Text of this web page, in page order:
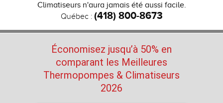
Climatiseurs n'aura jamais été aussi facile.
Québec : (418) 800-8673
Économisez jusqu’à 50% en
comparant les Meilleures
Thermopompes & Climatiseurs
2026